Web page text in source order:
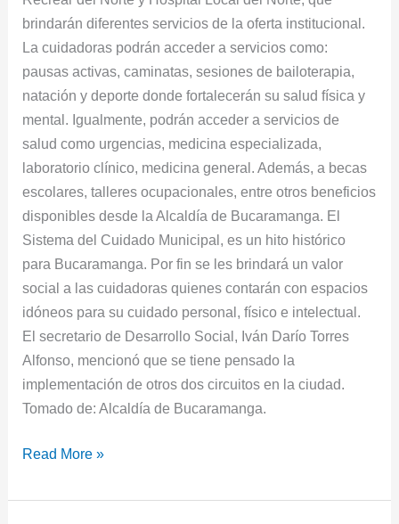
brindarán diferentes servicios de la oferta institucional.
La cuidadoras podrán acceder a servicios como:
pausas activas, caminatas, sesiones de bailoterapia,
natación y deporte donde fortalecerán su salud física y
mental. Igualmente, podrán acceder a servicios de
salud como urgencias, medicina especializada,
laboratorio clínico, medicina general. Además, a becas
escolares, talleres ocupacionales, entre otros beneficios
disponibles desde la Alcaldía de Bucaramanga. El
Sistema del Cuidado Municipal, es un hito histórico
para Bucaramanga. Por fin se les brindará un valor
social a las cuidadoras quienes contarán con espacios
idóneos para su cuidado personal, físico e intelectual.
El secretario de Desarrollo Social, Iván Darío Torres
Alfonso, mencionó que se tiene pensado la
implementación de otros dos circuitos en la ciudad.
Tomado de: Alcaldía de Bucaramanga.
Read More »